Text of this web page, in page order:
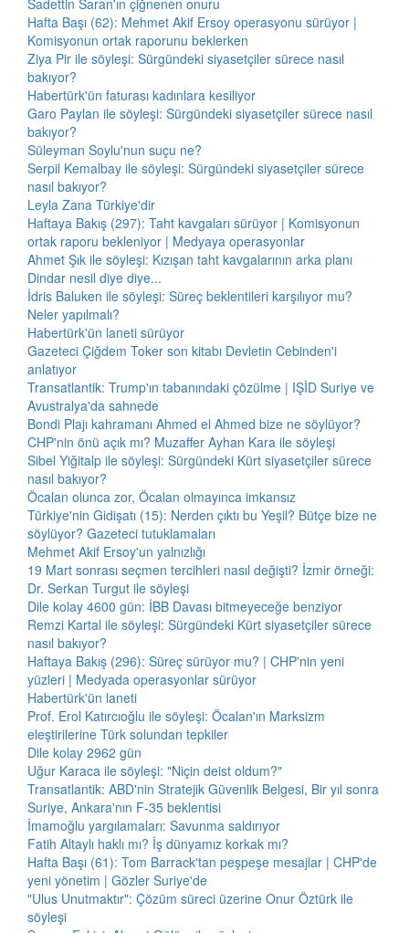
Sadettin Saran'ın çiğnenen onuru
Hafta Başı (62): Mehmet Akif Ersoy operasyonu sürüyor |
Komisyonun ortak raporunu beklerken
Ziya Pir ile söyleşi: Sürgündeki siyasetçiler sürece nasıl
bakıyor?
Habertürk'ün faturası kadınlara kesiliyor
Garo Paylan ile söyleşi: Sürgündeki siyasetçiler sürece nasıl
bakıyor?
Süleyman Soylu'nun suçu ne?
Serpil Kemalbay ile söyleşi: Sürgündeki siyasetçiler sürece
nasıl bakıyor?
Leyla Zana Türkiye'dir
Haftaya Bakış (297): Taht kavgaları sürüyor | Komisyonun
ortak raporu bekleniyor | Medyaya operasyonlar
Ahmet Şık ile söyleşi: Kızışan taht kavgalarının arka planı
Dindar nesil diye diye...
İdris Baluken ile söyleşi: Süreç beklentileri karşılıyor mu?
Neler yapılmalı?
Habertürk'ün laneti sürüyor
Gazeteci Çiğdem Toker son kitabı Devletin Cebinden'i
anlatıyor
Transatlantik: Trump'ın tabanındaki çözülme | IŞİD Suriye ve
Avustralya'da sahnede
Bondi Plajı kahramanı Ahmed el Ahmed bize ne söylüyor?
CHP'nin önü açık mı? Muzaffer Ayhan Kara ile söyleşi
Sibel Yiğitalp ile söyleşi: Sürgündeki Kürt siyasetçiler sürece
nasıl bakıyor?
Öcalan olunca zor, Öcalan olmayınca imkansız
Türkiye'nin Gidişatı (15): Nerden çıktı bu Yeşil? Bütçe bize ne
söylüyor? Gazeteci tutuklamaları
Mehmet Akif Ersoy'un yalnızlığı
19 Mart sonrası seçmen tercihleri nasıl değişti? İzmir örneği:
Dr. Serkan Turgut ile söyleşi
Dile kolay 4600 gün: İBB Davası bitmeyeceğe benziyor
Remzi Kartal ile söyleşi: Sürgündeki Kürt siyasetçiler sürece
nasıl bakıyor?
Haftaya Bakış (296): Süreç sürüyor mu? | CHP'nin yeni
yüzleri | Medyada operasyonlar sürüyor
Habertürk'ün laneti
Prof. Erol Katırcıoğlu ile söyleşi: Öcalan'ın Marksizm
eleştirilerine Türk solundan tepkiler
Dile kolay 2962 gün
Uğur Karaca ile söyleşi: "Niçin deist oldum?"
Transatlantik: ABD'nin Stratejik Güvenlik Belgesi, Bir yıl sonra
Suriye, Ankara'nın F-35 beklentisi
İmamoğlu yargılamaları: Savunma saldırıyor
Fatih Altaylı haklı mı? İş dünyamız korkak mı?
Hafta Başı (61): Tom Barrack'tan peşpeşe mesajlar | CHP'de
yeni yönetim | Gözler Suriye'de
"Ulus Unutmaktır": Çözüm süreci üzerine Onur Öztürk ile
söyleşi